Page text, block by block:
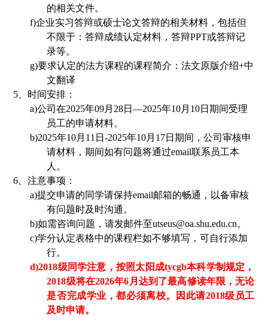
的相关文件。
f)企业实习答辩或硕士论文答辩的相关材料，包括但
不限于：答辩成绩认定材料，答辩PPT或答辩记
录等。
g)要求认定的法方课程的课程简介：法文原版介绍+中
文翻译
5、 时间安排：
a)公司在2025年09月 28日—2025年10月 10日期间受理
员工的申请材料。
b)2025年10月 11 日-2025年10月17日期间，公司审核申
请材料，期间如有问题将通过email联系员工本
人。
6、注意事项：
a)提交申请的同学请保持email邮箱的畅通，以备审核
有问题时及时沟通。
b)如需咨询问题，请发邮件至utseus@oa.shu.edu.cn。
c)学分认定表格中的课程栏如不够填写，可自行添加
行。
d)2018级同学注意 ， 按照太阳成tycgb本科学制规定 ，
2018级将在2026年6 月达到了最高修读年限 ，无论
是否完成学业 ，都必须离校。 因此请2018级员工
及时申请。